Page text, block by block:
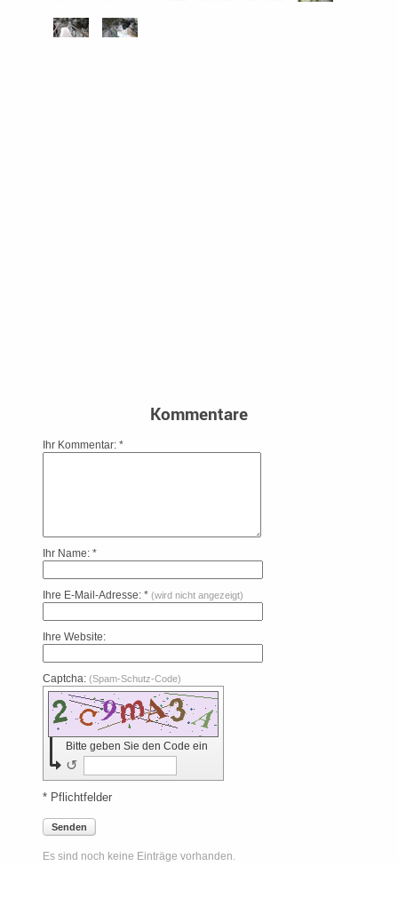
Kommentare
Ihr Kommentar: *
Ihr Name: *
Ihre E-Mail-Adresse: * (wird nicht angezeigt)
Ihre Website:
Captcha: (Spam-Schutz-Code)
Bitte geben Sie den Code ein
↺
* Pflichtfelder
Senden
Es sind noch keine Einträge vorhanden.